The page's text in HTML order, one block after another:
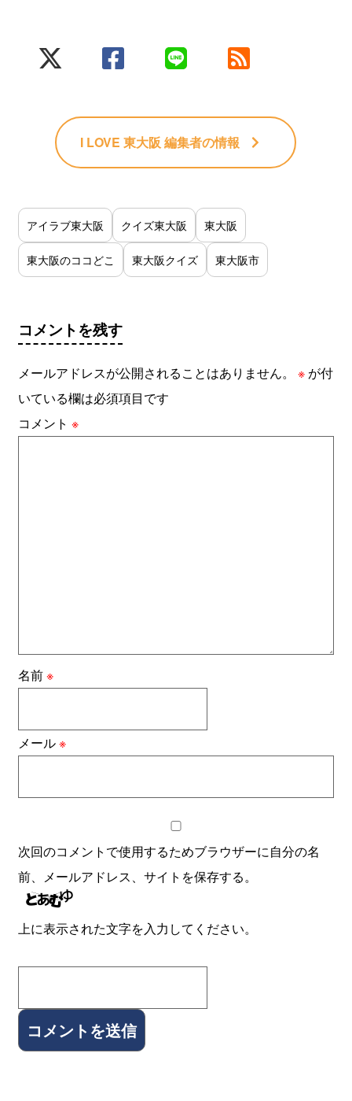
I LOVE 東大阪 編集者の情報
アイラブ東大阪 クイズ東大阪 東大阪
東大阪のココどこ 東大阪クイズ 東大阪市
コメントを残す
メールアドレスが公開されることはありません。 ※ が付
いている欄は必須項目です
コメント※
名前※
メール※
次回のコメントで使用するためブラウザーに自分の名
前、メールアドレス、サイトを保存する。
上に表示された文字を入力してください。